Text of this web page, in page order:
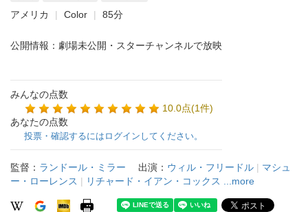
アメリカ Color 85分
公開情報：劇場未公開・スターチャンネルで放映
みんなの点数
10.0点(1件)
あなたの点数
投票・確認するにはログインしてください。
監督： ランドール・ミラー 出演： ウィル・フリードル | マシュ
ー・ローレンス | リチャード・イアン・コックス ...more